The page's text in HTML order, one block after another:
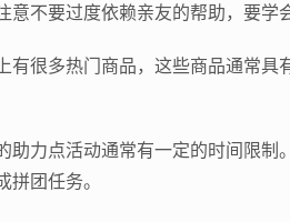
意不要过度依赖亲友的帮助，要学
有很多热门商品，这些商品通常
助力点活动通常有一定的时间限
团任务。